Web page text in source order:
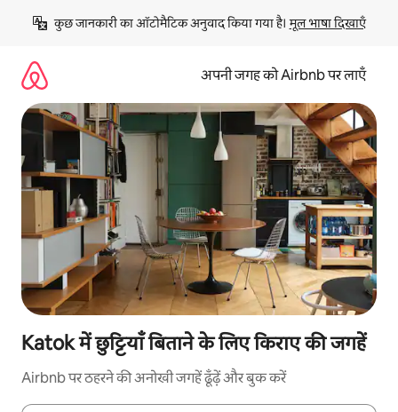
छोड़कर
कॉन्टेंट
कुछ जानकारी का ऑटोमैटिक अनुवाद किया गया है। मूल भाषा दिखाएँ
अपनी जगह को Airbnb पर लाएँ
Katok में छुट्टियाँ बिताने के लिए किराए की जगहें
Airbnb पर ठहरने की अनोखी जगहें ढूँढ़ें और बुक करें